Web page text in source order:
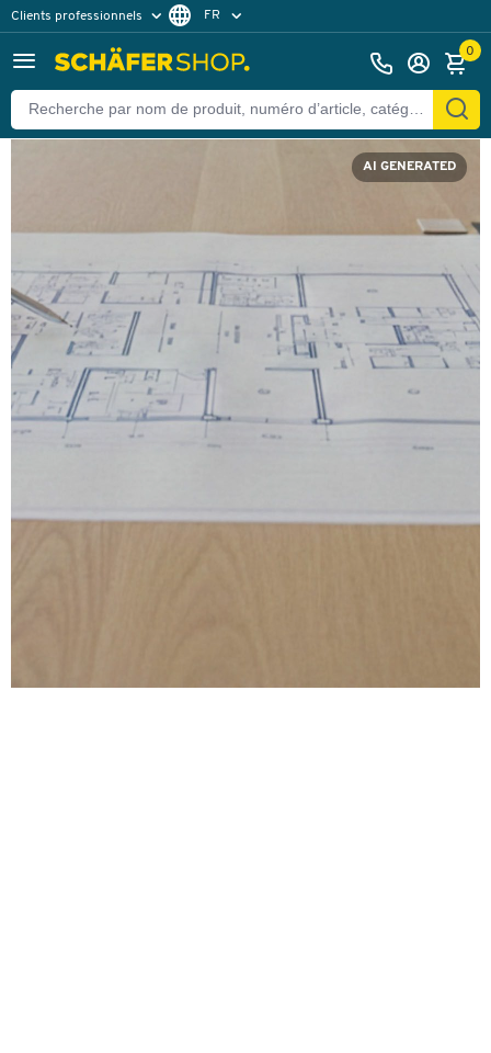
Clients professionnels
Clients particuliers
FR
0
AI GENERATED